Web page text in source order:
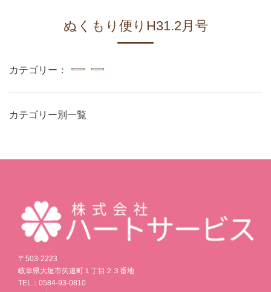
ぬくもり便りH31.2月号
カテゴリー：
カテゴリー別一覧
〒503-2223
岐阜県大垣市矢道町１丁目２３番地
TEL：0584-93-0810